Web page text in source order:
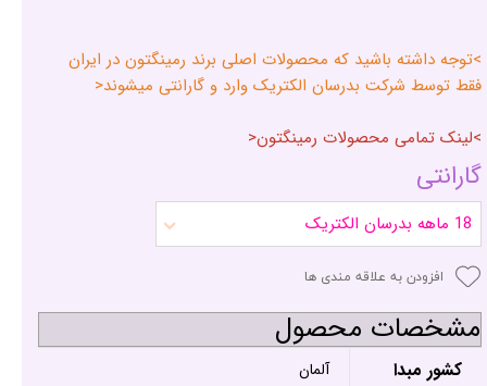
>توجه داشته باشید که محصولات اصلی برند رمینگتون در ایران
فقط توسط شرکت بدرسان الکتریک وارد و گارانتی میشوند<
>لینک تمامی محصولات رمینگتون<
گارانتی
18 ماهه بدرسان الکتریک
افزودن به علاقه مندی ها
مشخصات محصول
کشور مبدا آلمان